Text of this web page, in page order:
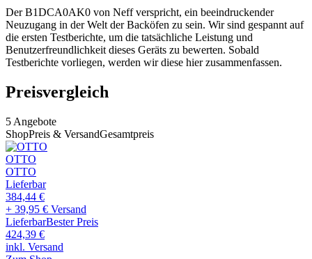
Der B1DCA0AK0 von Neff verspricht, ein beeindruckender
Neuzugang in der Welt der Backöfen zu sein. Wir sind gespannt auf
die ersten Testberichte, um die tatsächliche Leistung und
Benutzerfreundlichkeit dieses Geräts zu bewerten. Sobald
Testberichte vorliegen, werden wir diese hier zusammenfassen.
Preisvergleich
5 Angebote
ShopPreis & VersandGesamtpreis
OTTO
OTTO
Lieferbar
384,44 €
+ 39,95 € Versand
LieferbarBester Preis
424,39 €
inkl. Versand